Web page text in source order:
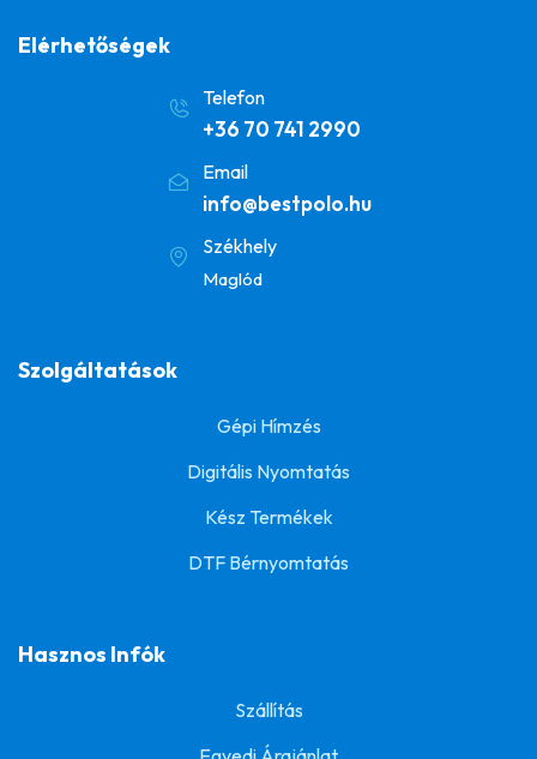
Elérhetőségek
Telefon
+36 70 741 2990
Email
info@bestpolo.hu
Székhely
Maglód
Szolgáltatások
Gépi Hímzés
Digitális Nyomtatás
Kész Termékek
DTF Bérnyomtatás
Hasznos Infók
Szállítás